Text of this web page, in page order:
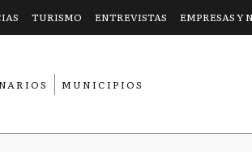
TURISMO ENTREVISTAS EMPRESAS Y
MUNICIPIOS